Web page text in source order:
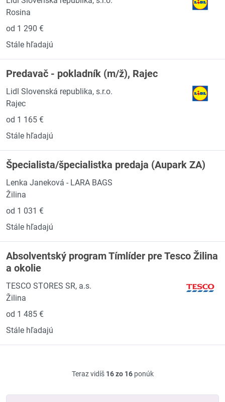
Rosina
od 1 290 €
Stále hľadajú
Predavač - pokladník (m/ž), Rajec
Lidl Slovenská republika, s.r.o.
Rajec
od 1 165 €
Stále hľadajú
Špecialista/špecialistka predaja (Aupark ZA)
Lenka Janeková - LARA BAGS
Žilina
od 1 031 €
Stále hľadajú
Absolventský program Tímlíder pre Tesco Žilina
a okolie
TESCO STORES SR, a.s.
Žilina
od 1 485 €
Stále hľadajú
Teraz vidíš 16 zo 16ponúk